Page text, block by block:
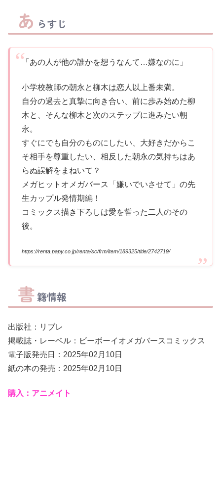
あ らすじ
「あの人が他の誰かを想うなんて…嫌なのに」
小学校教師の朝永と柳木は恋人以上番未満。
自分の過去と真摯に向き合い、前に歩み始めた柳
木と、そんな柳木と次のステップに進みたい朝
永。
すぐにでも自分のものにしたい、大好きだからこ
そ相手を尊重したい、相反した朝永の気持ちはあ
らぬ誤解をまねいて？
メガヒットオメガバース「嫌いでいさせて」の先
生カップル発情期編！
コミックス描き下ろしは愛を誓った二人のその
後。
https://renta.papy.co.jp/renta/sc/frm/item/189325/title/2742719/
書 籍情報
出版社：リブレ
掲載誌・レーベル：ビーボーイオメガバースコミックス
電子版発売日：2025年02月10日
紙の本の発売：2025年02月10日
購入：アニメイト